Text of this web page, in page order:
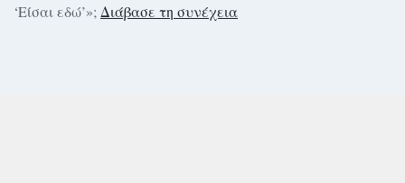
‘Είσαι εδώ’»;Διάβασε τη συνέχεια